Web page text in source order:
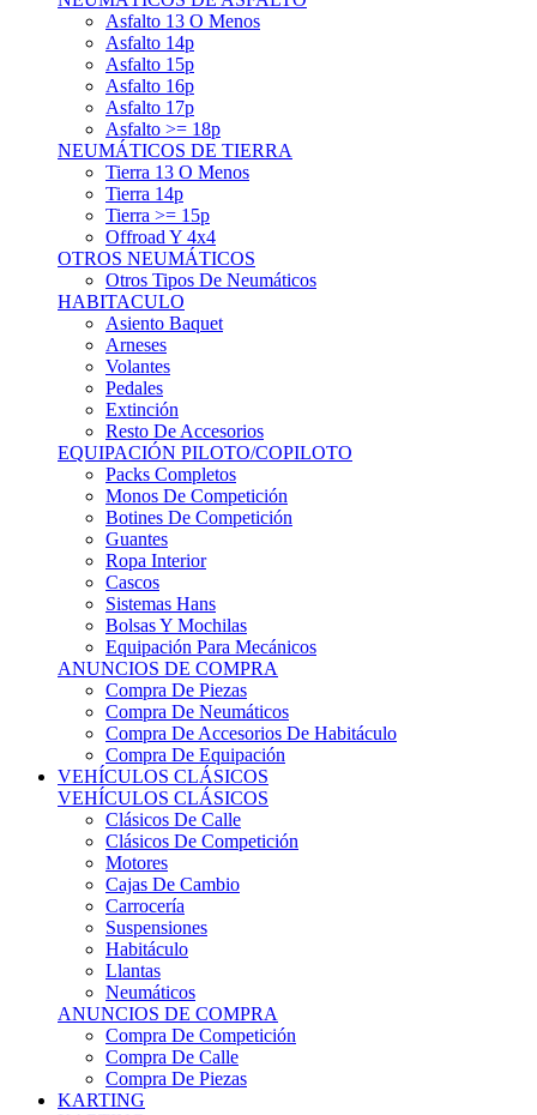
Asfalto 14p
Asfalto 15p
Asfalto 16p
Asfalto 17p
Asfalto >= 18p
NEUMÁTICOS DE TIERRA
Tierra 13 O Menos
Tierra 14p
Tierra >= 15p
Offroad Y 4x4
OTROS NEUMÁTICOS
Otros Tipos De Neumáticos
HABITACULO
Asiento Baquet
Arneses
Volantes
Pedales
Extinción
Resto De Accesorios
EQUIPACIÓN PILOTO/COPILOTO
Packs Completos
Monos De Competición
Botines De Competición
Guantes
Ropa Interior
Cascos
Sistemas Hans
Bolsas Y Mochilas
Equipación Para Mecánicos
ANUNCIOS DE COMPRA
Compra De Piezas
Compra De Neumáticos
Compra De Accesorios De Habitáculo
Compra De Equipación
VEHÍCULOS CLÁSICOS
VEHÍCULOS CLÁSICOS
Clásicos De Calle
Clásicos De Competición
Motores
Cajas De Cambio
Carrocería
Suspensiones
Habitáculo
Llantas
Neumáticos
ANUNCIOS DE COMPRA
Compra De Competición
Compra De Calle
Compra De Piezas
KARTING
KARTING